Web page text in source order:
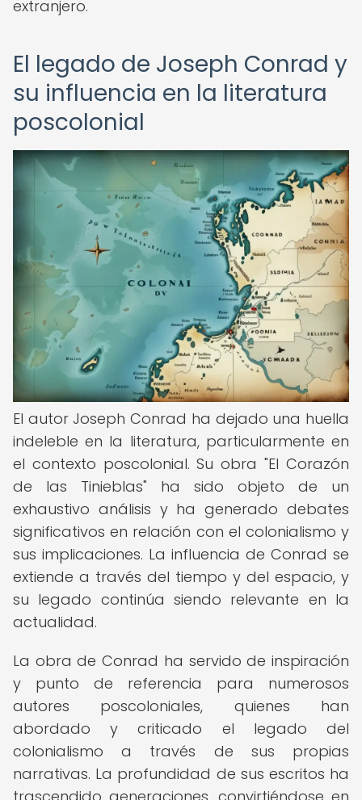
extranjero.
El legado de Joseph Conrad y
su influencia en la literatura
poscolonial
El autor Joseph Conrad ha dejado una huella
indeleble en la literatura, particularmente en
el contexto poscolonial. Su obra "El Corazón
de las Tinieblas" ha sido objeto de un
exhaustivo análisis y ha generado debates
significativos en relación con el colonialismo y
sus implicaciones. La influencia de Conrad se
extiende a través del tiempo y del espacio, y
su legado continúa siendo relevante en la
actualidad.
La obra de Conrad ha servido de inspiración
y punto de referencia para numerosos
autores poscoloniales, quienes han
abordado y criticado el legado del
colonialismo a través de sus propias
narrativas. La profundidad de sus escritos ha